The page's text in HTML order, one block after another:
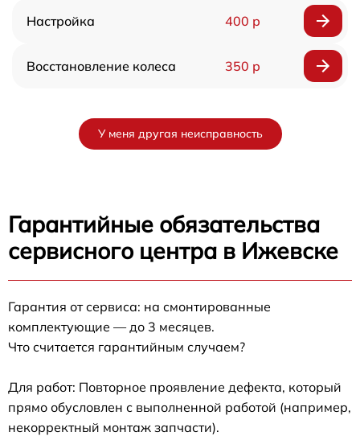
Настройка 400 р
Восстановление колеса 350 р
У меня другая неисправность
Гарантийные обязательства
сервисного центра в Ижевске
Гарантия от сервиса: на смонтированные
комплектующие — до 3 месяцев.
Что считается гарантийным случаем?
Для работ: Повторное проявление дефекта, который
прямо обусловлен с выполненной работой (например,
некорректный монтаж запчасти).